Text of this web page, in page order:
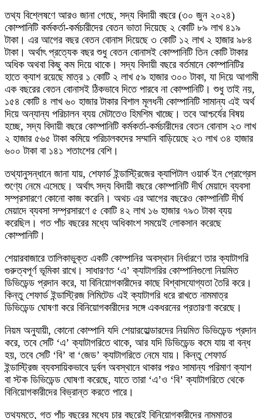
তথ্য বিশ্লেষণে আরও জানা গেছে, সদ্য বিদায়ী বছরে (৩০ জুন ২০২৪)
কোম্পানিটি কর্মকর্তা-কর্মচারীদের বেতন ভাতা দিয়েছে ২ কোটি ৮৯ লাখ ৪১৯
টাকা। এর আগের বছর বেতন বোনাস দিয়েছে ৩ কোটি ১২ লাখ ২ হাজার ৯৮৪
টাকা। অর্থাৎ প্রত্যেক বছর শুধু বেতন বোনাসই কোম্পানিটি তিন কোটি টাকার
অধিক অথবা কিছু কম দিয়ে থাকে। সদ্য বিদায়ী বছরে বর্তমানে কোম্পানিটির
হাতে ক্যাশ রয়েছে মাত্র ১ কোটি ২ লাখ ৫৯ হাজার ৩০০ টাকা, যা দিয়ে আগামী
এক বছরের বেতন বোনাসই ঠিকভাবে দিতে পারবে না কোম্পানিটি। শুধু তাই নয়,
১৫৪ কোটি ৪ লাখ ৬০ হাজার টাকার বিশাল মূলধনী কোম্পানিটি সামান্য এই অর্থ
দিয়ে অন্যান্য পরিচালন ব্যয় মেটাতেও হিমশিম খাচ্ছে। তবে আশ্চর্যের বিষয়
হচ্ছে, সদ্য বিদায়ী বছরে কোম্পানিটি কর্মকর্তা-কর্মচারীদের বেতন বোনাস ২৩ লাখ
২ হাজার ৫৬৫ টাকা কমিয়ে পরিচালকদের সম্মানি বাড়িয়েছে ২৩ লাখ ৩৪ হাজার
৬০০ টাকা বা ১৪১ শতাংশের বেশি।
তথ্যানুসন্ধানে জানা যায়, শেফার্ড ইন্ডাস্ট্রিজের ক্যাপিটাল ওয়ার্ক ইন প্রোগ্রেস
শুণ্যে নেমে এসেছে। অর্থাৎ সদ্য বিদায়ী বছরে কোম্পানিটি দীর্ঘ মেয়াদে ব্যবসা
সম্প্রসারণে কোনো কাজ করেনি। অথচ এর আগের বছরেও কোম্পানিটি দীর্ঘ
মেয়াদে ব্যবসা সম্প্রসারণে ৫ কোটি ৪২ লাখ ১৬ হাজার ৭৯৩ টাকা ব্যয়
করেছিল। গত পাঁচ বছরের মধ্যে অধিকাংশ সময়েই লোকসান করেছে
কোম্পানিটি।
শেয়ারবাজারে তালিকাভুক্ত একটি কোম্পানির অবস্থান নির্ধারণে তার ক্যাটাগরি
গুরুত্বপূর্ণ ভূমিকা রাখে। সাধারণত ‘এ’ ক্যাটাগরির কোম্পানিগুলো নিয়মিত
ডিভিডেন্ড প্রদান করে, যা বিনিয়োগকারীদের কাছে বিশ্বাসযোগ্যতা তৈরি করে।
কিন্তু শেফার্ড ইন্ডাস্ট্রিজ লিমিটেড এই ক্যাটাগরি ধরে রাখতে নামমাত্র
ডিভিডেন্ড ঘোষণা করে বিনিয়োগকারীদের সঙ্গে একধরনের প্রতারণা করেছে।
নিয়ম অনুযায়ী, কোনো কোম্পানি যদি শেয়ারহোল্ডারদের নিয়মিত ডিভিডেন্ড প্রদান
করে, তবে সেটি ‘এ’ ক্যাটাগরিতে থাকে, আর যদি ডিভিডেন্ড কমে যায় বা বন্ধ
হয়, তবে সেটি ‘বি’ বা ‘জেড’ ক্যাটাগরিতে নেমে যায়। কিন্তু শেফার্ড
ইন্ডাস্ট্রিজ ব্যবসায়িকভাবে দুর্বল অবস্থানে থাকার পরও সামান্য পরিমাণ ক্যাশ
বা স্টক ডিভিডেন্ড ঘোষণা করেছে, যাতে তারা ‘এ’ও ‘বি’ ক্যাটাগরিতে থেকে
বিনিয়োগকারীদের বিভ্রান্ত করতে পারে।
তথ্যমতে, গত পাঁচ বছরের মধ্যে চার বছরেই বিনিয়োগকারীদের নামমাত্র